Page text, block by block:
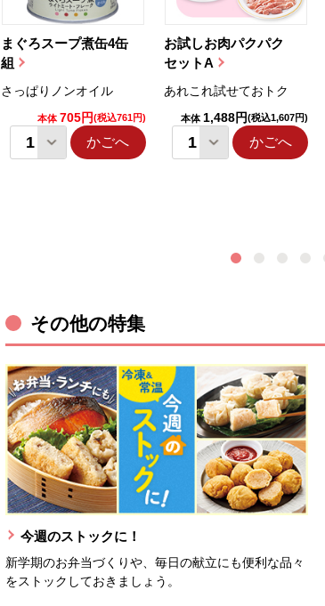
まぐろスープ煮缶4缶
組
さっぱりノンオイル
本体 705円(税込761円)
かごへ
お試しお肉パクパク
セットA
あれこれ試せておトク
本体 1,488円(税込1,607円)
かごへ
その他の特集
今週のストックに！
新学期のお弁当づくりや、毎日の献立にも便利な品々
をストックしておきましょう。